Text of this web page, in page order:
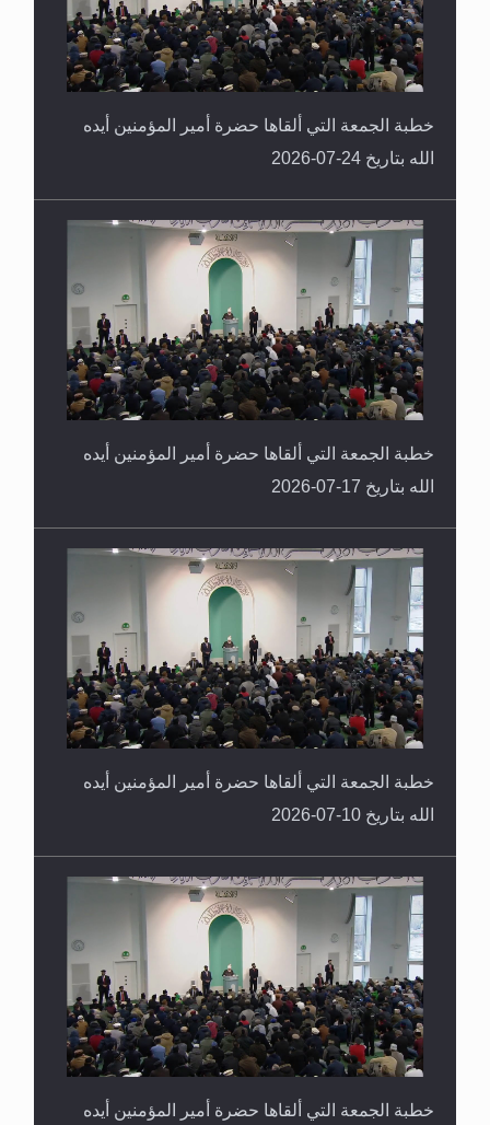
خطبة الجمعة التي ألقاها حضرة أمير المؤمنين أيده
الله بتاريخ 24-07-2026
خطبة الجمعة التي ألقاها حضرة أمير المؤمنين أيده
الله بتاريخ 17-07-2026
خطبة الجمعة التي ألقاها حضرة أمير المؤمنين أيده
الله بتاريخ 10-07-2026
خطبة الجمعة التي ألقاها حضرة أمير المؤمنين أيده